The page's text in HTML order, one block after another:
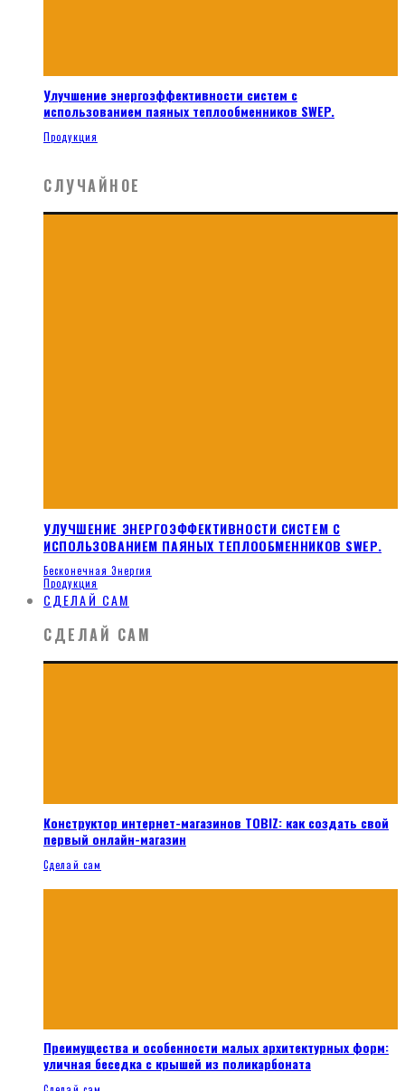
Улучшение энергоэффективности систем с
использованием паяных теплообменников SWEP.
Продукция
СЛУЧАЙНОЕ
УЛУЧШЕНИЕ ЭНЕРГОЭФФЕКТИВНОСТИ СИСТЕМ С
ИСПОЛЬЗОВАНИЕМ ПАЯНЫХ ТЕПЛООБМЕННИКОВ SWEP.
Бесконечная Энергия
Продукция
СДЕЛАЙ САМ
СДЕЛАЙ САМ
Конструктор интернет-магазинов TOBIZ: как создать свой
первый онлайн-магазин
Сделай сам
Преимущества и особенности малых архитектурных форм:
уличная беседка с крышей из поликарбоната